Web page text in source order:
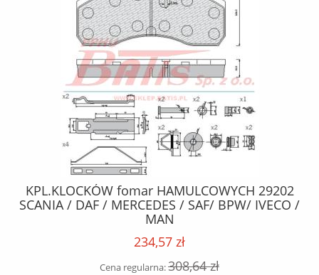
KPL.KLOCKÓW fomar HAMULCOWYCH 29202
SCANIA / DAF / MERCEDES / SAF/ BPW/ IVECO /
MAN
234,57 zł
Cena regularna:308,64 zł